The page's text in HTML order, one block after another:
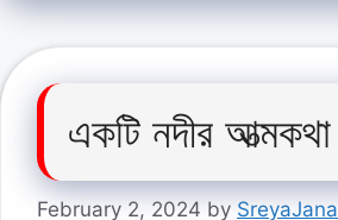
একটি নদীর আত্মকথা
February 2, 2024 by SreyaJana